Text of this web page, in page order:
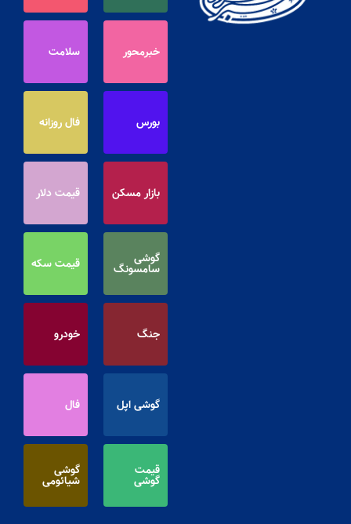
خبرمحور سلامت
بورس فال روزانه
بازار مسکن قیمت دلار
گوشی
سامسونگ قیمت سکه
جنگ خودرو
گوشی اپل فال
قیمت
گوشی
گوشی
شیائومی